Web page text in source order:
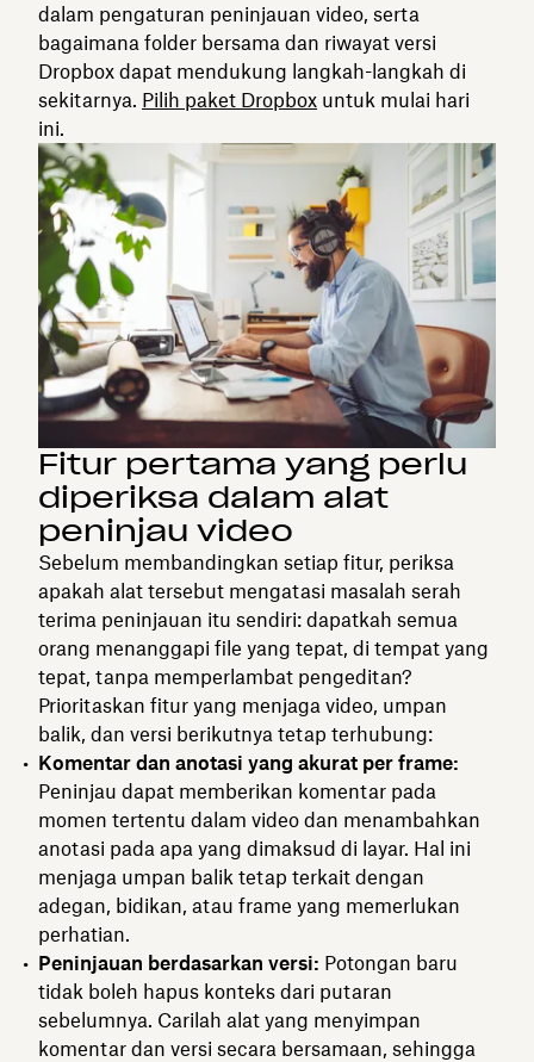
dalam pengaturan peninjauan video, serta
bagaimana folder bersama dan riwayat versi
Dropbox dapat mendukung langkah-langkah di
sekitarnya. Pilih paket Dropbox untuk mulai hari
ini.
Fitur pertama yang perlu
diperiksa dalam alat
peninjau video
Sebelum membandingkan setiap fitur, periksa
apakah alat tersebut mengatasi masalah serah
terima peninjauan itu sendiri: dapatkah semua
orang menanggapi file yang tepat, di tempat yang
tepat, tanpa memperlambat pengeditan?
Prioritaskan fitur yang menjaga video, umpan
balik, dan versi berikutnya tetap terhubung:
Komentar dan anotasi yang akurat per frame:
Peninjau dapat memberikan komentar pada
momen tertentu dalam video dan menambahkan
anotasi pada apa yang dimaksud di layar. Hal ini
menjaga umpan balik tetap terkait dengan
adegan, bidikan, atau frame yang memerlukan
perhatian.
Peninjauan berdasarkan versi: Potongan baru
tidak boleh hapus konteks dari putaran
sebelumnya. Carilah alat yang menyimpan
komentar dan versi secara bersamaan, sehingga